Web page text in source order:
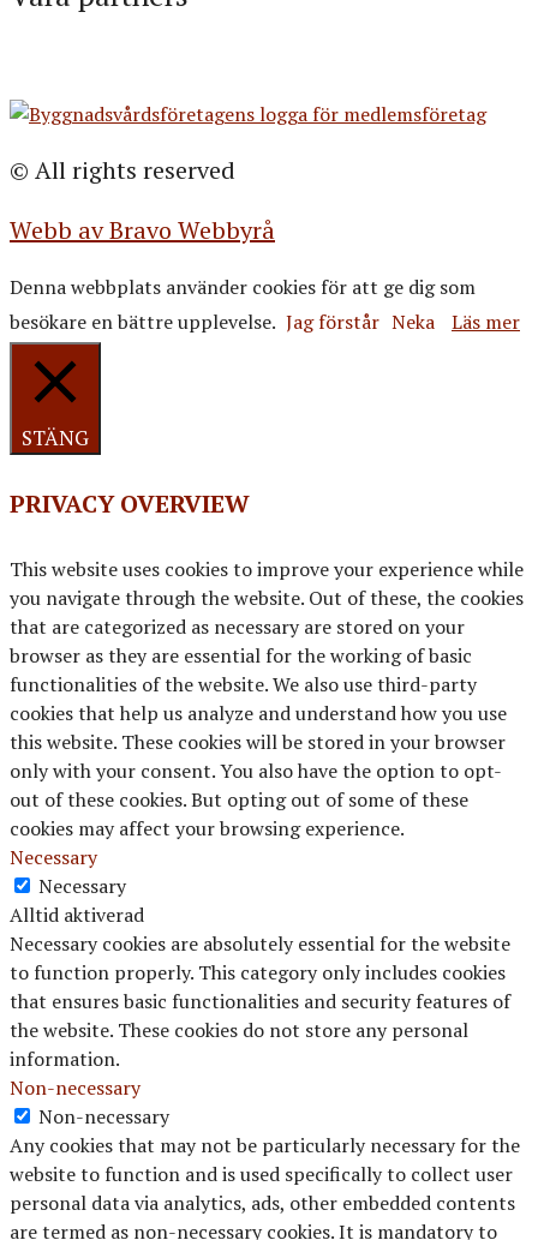
© All rights reserved
Webb av Bravo Webbyrå
Denna webbplats använder cookies för att ge dig som
besökare en bättre upplevelse. Jag förstår Neka Läs mer
STÄNG
PRIVACY OVERVIEW
This website uses cookies to improve your experience while
you navigate through the website. Out of these, the cookies
that are categorized as necessary are stored on your
browser as they are essential for the working of basic
functionalities of the website. We also use third-party
cookies that help us analyze and understand how you use
this website. These cookies will be stored in your browser
only with your consent. You also have the option to opt-
out of these cookies. But opting out of some of these
cookies may affect your browsing experience.
Necessary
Necessary
Alltid aktiverad
Necessary cookies are absolutely essential for the website
to function properly. This category only includes cookies
that ensures basic functionalities and security features of
the website. These cookies do not store any personal
information.
Non-necessary
Non-necessary
Any cookies that may not be particularly necessary for the
website to function and is used specifically to collect user
personal data via analytics, ads, other embedded contents
are termed as non-necessary cookies. It is mandatory to